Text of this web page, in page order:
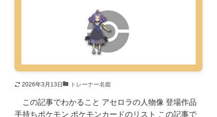
2026年3月13日 トレーナー名鑑
この記事でわかること アセロラの人物像 登場作品
手持ちポケモン ポケモンカードのリスト この記事で